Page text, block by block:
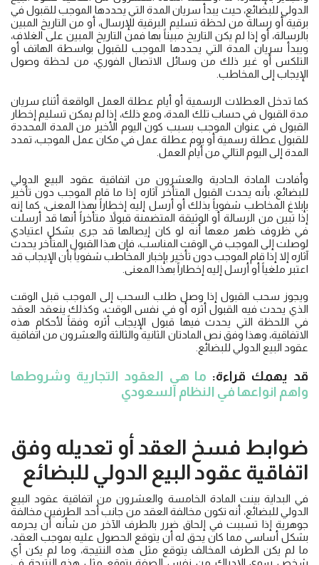
الدولي للبضائع، حيث يبدأ سريان المدة التي يحددها الموجب للقبول في
برقية أو رسالة من لحظة تسليم البرقية للإرسال، أو من التاريخ المبين
بالرسالة، أو إذا لم يكن التاريخ مبيناً بها فمن التاريخ المبين على الغلاف،
ويبدأ سريان المدة التي يحددها الموجب للقبول بواسطة الهاتف أو
التلكس أو غير ذلك من وسائل الاتصال الفوري، من لحظة وصول
الإيجاب إلى المخاطب.
كما تدخل العطلات الرسمية أو أيام عطلة العمل الواقعة أثناء سريان
مدة القبول في حساب تلك المدة، ومع ذلك، إذا لم يمكن تسليم إخطار
القبول في عنوان الموجب بسبب كون اليوم الأخير من المدة المحددة
للقبول عطلة رسمية أو يوم عطلة عمل في مكان عمل الموجب، تمدد
المدة إلى اليوم التالي من أيام العمل.
وأفادت المادة الحادية والعشرون من اتفاقية عقود البيع الدولي
للبضائع، بأنه يحدث القبول المتأخر آثاره إذا ما قام الموجب دون تأخير
بإبلاغ المخاطب شفوياً بذلك أو أرسل إليه إخطاراً بهذا المعنى، كما إنه
إذا تبين من الرسالة أو الوثيقة المتضمنة قبولاً متأخراً أنها قد أرسلت
في ظروف ظهر معها أنه لو كان إيصالها قد جرى بشكل اعتيادي
لوصلت إلى الموجب في الوقت المناسب، فإن هذا القبول المتأخر يحدث
آثاره إلا إذا قام الموجب دون تأخير بإخبار المخاطب شفوياً بأن الإيجاب قد
اعتبر ملغياً أو أرسل إليه إخطاراً بهذا المعنى.
ويجوز سحب القبول إذا وصل طلب السحب إلى الموجب قبل الوقت
الذي يحدث فيه القبول أثره أو في نفس الوقت، وكذلك ينعقد العقد
في اللحظة التي يحدث فيها قبول الإيجاب أثره وفقاً لأحكام هذه
الاتفاقية، وهذا وفق نص المادتان الثانية والثالثة والعشرون من اتفاقية
عقود البيع الدولي للبضائع.
قد يهمك قراءة: ما هي العقود التجارية وشروطها
واهم انواعها في النظام السعودي
ضوابط فسخ العقد أو تعديله وفق
اتفاقية عقود البيع الدولي للبضائع
في البداية بينت المادة الخامسة والعشرون من اتفاقية عقود البيع
الدولي للبضائع، أنه تكون مخالفة العقد من جانب أحد الطرفين مخالفة
جوهرية إذا تسببت في إلحاق ضرر بالطرف الآخر من شأنه أن يحرمه
بشكل أساسي مما كان يحق له أن يتوقع الحصول عليه بموجب العقد،
ما لم يكن الطرف المخالف يتوقع مثل هذه النتيجة، وما لم يكن أي